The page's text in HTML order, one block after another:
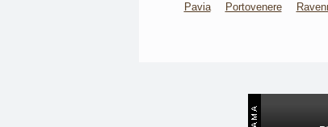
Pavia Portovenere